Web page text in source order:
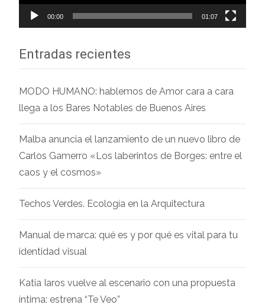
00:00 01:07
Entradas recientes
MODO HUMANO: hablemos de Amor cara a cara
llega a los Bares Notables de Buenos Aires
Malba anuncia el lanzamiento de un nuevo libro de
Carlos Gamerro «Los laberintos de Borges: entre el
caos y el cosmos»
Techos Verdes. Ecología en la Arquitectura
Manual de marca: qué es y por qué es vital para tu
identidad visual
Katia Iaros vuelve al escenario con una propuesta
íntima: estrena “Te Veo”